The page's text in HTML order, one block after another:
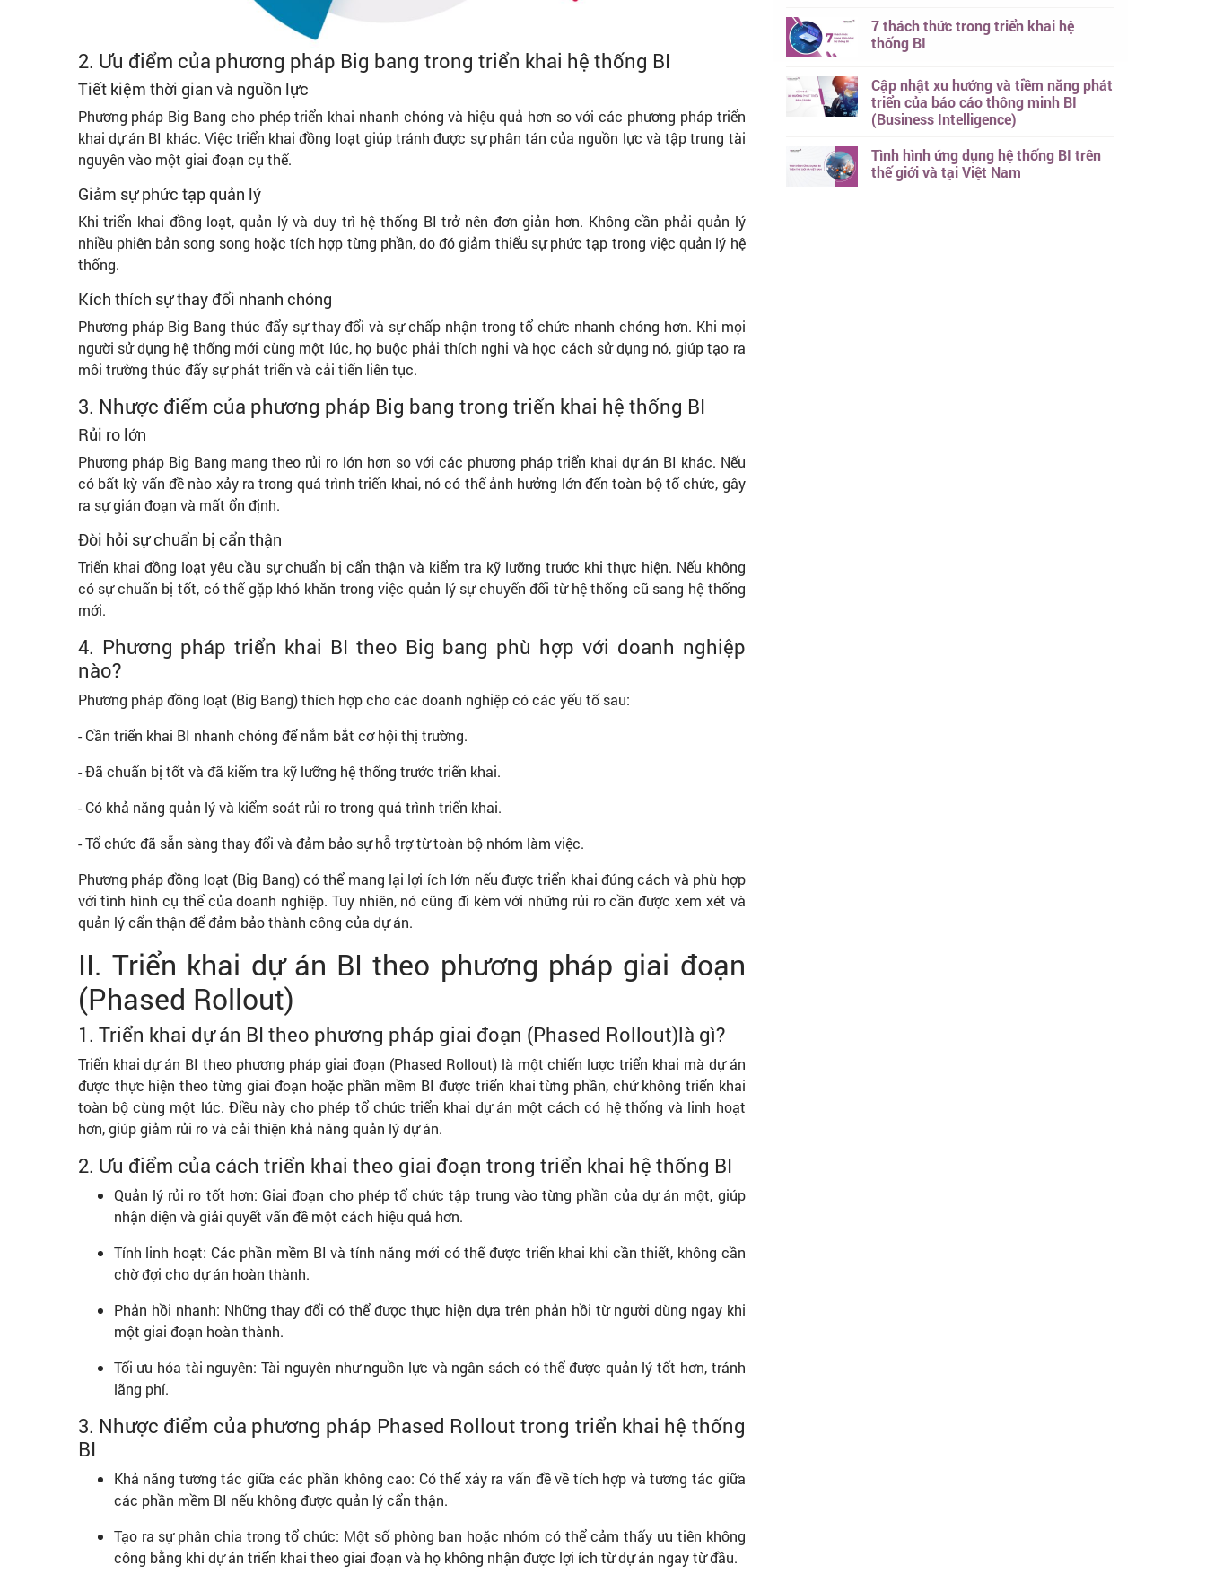
2. Ưu điểm của phương pháp Big bang trong triển khai hệ thống BI
Tiết kiệm thời gian và nguồn lực
Phương pháp Big Bang cho phép triển khai nhanh chóng và hiệu quả hơn so với các phương pháp triển
khai dự án BI khác. Việc triển khai đồng loạt giúp tránh được sự phân tán của nguồn lực và tập trung tài
nguyên vào một giai đoạn cụ thể.
Giảm sự phức tạp quản lý
Khi triển khai đồng loạt, quản lý và duy trì hệ thống BI trở nên đơn giản hơn. Không cần phải quản lý
nhiều phiên bản song song hoặc tích hợp từng phần, do đó giảm thiểu sự phức tạp trong việc quản lý hệ
thống.
Kích thích sự thay đổi nhanh chóng
Phương pháp Big Bang thúc đẩy sự thay đổi và sự chấp nhận trong tổ chức nhanh chóng hơn. Khi mọi
người sử dụng hệ thống mới cùng một lúc, họ buộc phải thích nghi và học cách sử dụng nó, giúp tạo ra
môi trường thúc đẩy sự phát triển và cải tiến liên tục.
3. Nhược điểm của phương pháp Big bang trong triển khai hệ thống BI
Rủi ro lớn
Phương pháp Big Bang mang theo rủi ro lớn hơn so với các phương pháp triển khai dự án BI khác. Nếu
có bất kỳ vấn đề nào xảy ra trong quá trình triển khai, nó có thể ảnh hưởng lớn đến toàn bộ tổ chức, gây
ra sự gián đoạn và mất ổn định.
Đòi hỏi sự chuẩn bị cẩn thận
Triển khai đồng loạt yêu cầu sự chuẩn bị cẩn thận và kiểm tra kỹ lưỡng trước khi thực hiện. Nếu không
có sự chuẩn bị tốt, có thể gặp khó khăn trong việc quản lý sự chuyển đổi từ hệ thống cũ sang hệ thống
mới.
4. Phương pháp triển khai BI theo Big bang phù hợp với doanh nghiệp
nào?
Phương pháp đồng loạt (Big Bang) thích hợp cho các doanh nghiệp có các yếu tố sau:
- Cần triển khai BI nhanh chóng để nắm bắt cơ hội thị trường.
- Đã chuẩn bị tốt và đã kiểm tra kỹ lưỡng hệ thống trước triển khai.
- Có khả năng quản lý và kiểm soát rủi ro trong quá trình triển khai.
- Tổ chức đã sẵn sàng thay đổi và đảm bảo sự hỗ trợ từ toàn bộ nhóm làm việc.
Phương pháp đồng loạt (Big Bang) có thể mang lại lợi ích lớn nếu được triển khai đúng cách và phù hợp
với tình hình cụ thể của doanh nghiệp. Tuy nhiên, nó cũng đi kèm với những rủi ro cần được xem xét và
quản lý cẩn thận để đảm bảo thành công của dự án.
II. Triển khai dự án BI theo phương pháp giai đoạn
(Phased Rollout)
1. Triển khai dự án BI theo phương pháp giai đoạn (Phased Rollout)là gì?
Triển khai dự án BI theo phương pháp giai đoạn (Phased Rollout) là một chiến lược triển khai mà dự án
được thực hiện theo từng giai đoạn hoặc phần mềm BI được triển khai từng phần, chứ không triển khai
toàn bộ cùng một lúc. Điều này cho phép tổ chức triển khai dự án một cách có hệ thống và linh hoạt
hơn, giúp giảm rủi ro và cải thiện khả năng quản lý dự án.
2. Ưu điểm của cách triển khai theo giai đoạn trong triển khai hệ thống BI
Quản lý rủi ro tốt hơn: Giai đoạn cho phép tổ chức tập trung vào từng phần của dự án một, giúp
nhận diện và giải quyết vấn đề một cách hiệu quả hơn.
Tính linh hoạt: Các phần mềm BI và tính năng mới có thể được triển khai khi cần thiết, không cần
chờ đợi cho dự án hoàn thành.
Phản hồi nhanh: Những thay đổi có thể được thực hiện dựa trên phản hồi từ người dùng ngay khi
một giai đoạn hoàn thành.
Tối ưu hóa tài nguyên: Tài nguyên như nguồn lực và ngân sách có thể được quản lý tốt hơn, tránh
lãng phí.
3. Nhược điểm của phương pháp Phased Rollout trong triển khai hệ thống
BI
Khả năng tương tác giữa các phần không cao: Có thể xảy ra vấn đề về tích hợp và tương tác giữa
các phần mềm BI nếu không được quản lý cẩn thận.
Tạo ra sự phân chia trong tổ chức: Một số phòng ban hoặc nhóm có thể cảm thấy ưu tiên không
công bằng khi dự án triển khai theo giai đoạn và họ không nhận được lợi ích từ dự án ngay từ đầu.
7 thách thức trong triển khai hệ
thống BI
Cập nhật xu hướng và tiềm năng phát
triển của báo cáo thông minh BI
(Business Intelligence)
Tình hình ứng dụng hệ thống BI trên
thế giới và tại Việt Nam